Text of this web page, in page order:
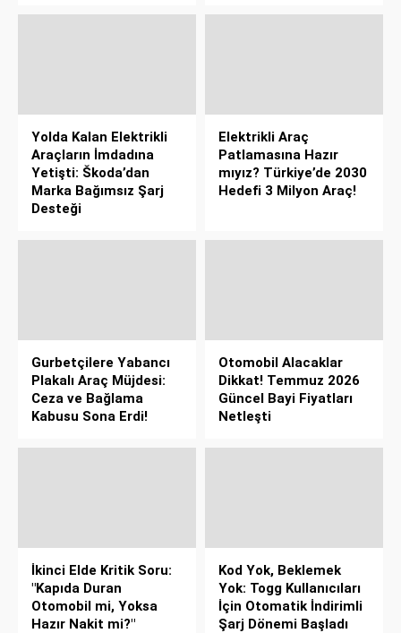
Yolda Kalan Elektrikli
Araçların İmdadına
Yetişti: Škoda’dan
Marka Bağımsız Şarj
Desteği
Elektrikli Araç
Patlamasına Hazır
mıyız? Türkiye’de 2030
Hedefi 3 Milyon Araç!
Gurbetçilere Yabancı
Plakalı Araç Müjdesi:
Ceza ve Bağlama
Kabusu Sona Erdi!
Otomobil Alacaklar
Dikkat! Temmuz 2026
Güncel Bayi Fiyatları
Netleşti
İkinci Elde Kritik Soru:
"Kapıda Duran
Otomobil mi, Yoksa
Hazır Nakit mi?"
Kod Yok, Beklemek
Yok: Togg Kullanıcıları
İçin Otomatik İndirimli
Şarj Dönemi Başladı